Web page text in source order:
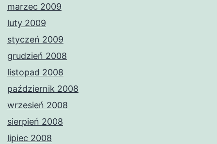
marzec 2009
luty 2009
styczeń 2009
grudzień 2008
listopad 2008
październik 2008
wrzesień 2008
sierpień 2008
lipiec 2008